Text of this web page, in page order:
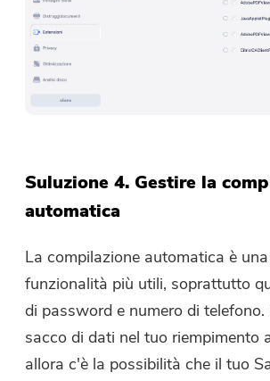
Suluzione 4. Gestire la
automatica
La compilazione automatica è
funzionalità più utili, soprattutto
di password e numero di telefono.
sacco di dati nel tuo riempimento
allora c'è la possibilità che il tuo